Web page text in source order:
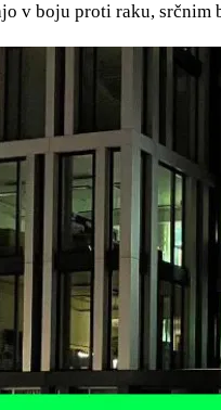
v boju proti raku, srčnim